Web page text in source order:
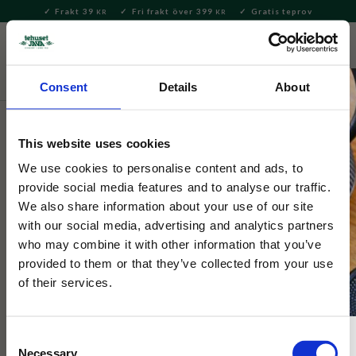
Consent Details About
This website uses cookies
We use cookies to personalise content and ads, to
provide social media features and to analyse our traffic.
We also share information about your use of our site
with our social media, advertising and analytics partners
who may combine it with other information that you’ve
provided to them or that they’ve collected from your use
of their services.
Necessary
Meny
Frakt 39 KR Fri frakt över 399 KR Gratis teprov
Hem & Inredningsdetaljer
Selected by Tehuset Java
Hand Cream Pomegranate 75ml
Lyxig handkräm med doft av granatäpple, olivolja, argan och
sheasmör. Återfuktar, vårdar och gör händerna mjuka,
sammetslena och väldoftande.